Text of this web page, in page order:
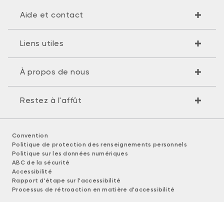
Aide et contact
Liens utiles
À propos de nous
Restez à l'affût
Convention
Politique de protection des renseignements personnels
Politique sur les données numériques
ABC de la sécurité
Accessibilité
Rapport d'étape sur l'accessibilité
Processus de rétroaction en matière d'accessibilité